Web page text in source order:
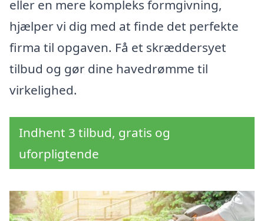
eller en mere kompleks formgivning,
hjælper vi dig med at finde det perfekte
firma til opgaven. Få et skræddersyet
tilbud og gør dine havedrømme til
virkelighed.
Indhent 3 tilbud, gratis og
uforpligtende